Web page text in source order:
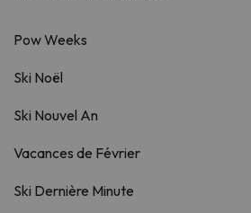
Pow Weeks
Ski Noël
Ski Nouvel An
Vacances de Février
Ski Dernière Minute